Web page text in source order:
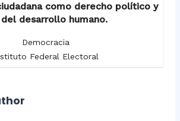
como derecho político y
desarrollo humano.
Democracia
Federal Electoral